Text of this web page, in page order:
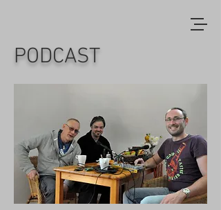
PODCAST